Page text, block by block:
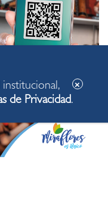
de Privacidad.